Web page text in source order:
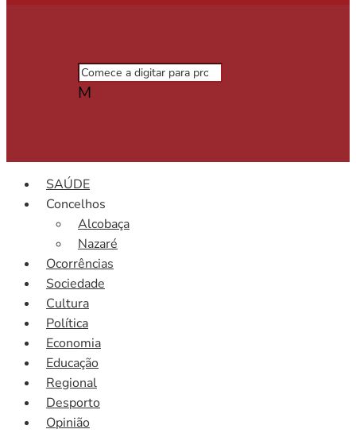
M
SAÚDE
Concelhos
Alcobaça
Nazaré
Ocorrências
Sociedade
Cultura
Política
Economia
Educação
Regional
Desporto
Opinião